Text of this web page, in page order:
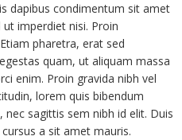
dapibus condimentum sit amet
ut imperdiet nisi. Proin
pharetra, erat sed
quam, ut aliquam massa
enim. Proin gravida nibh vel
lorem quis bibendum
sagittis sem nibh id elit. Duis
a sit amet mauris.